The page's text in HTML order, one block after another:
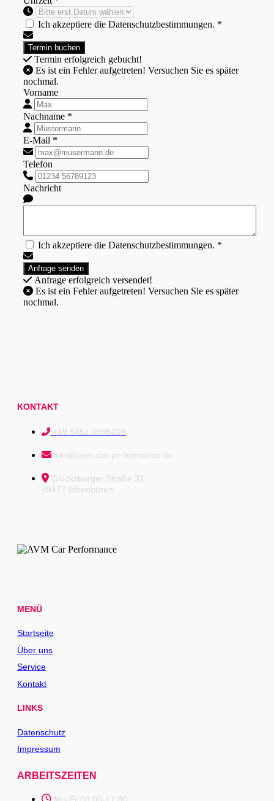
Ich akzeptiere die Datenschutzbestimmungen. *
Termin erfolgreich gebucht!
nochmal.
Vorname
Nachname *
E-Mail *
Telefon
Nachricht
Ich akzeptiere die Datenschutzbestimmungen. *
Anfrage erfolgreich versendet!
nochmal.
KONTAKT
+49 5451 4995296
info@avm-car-performance.de
Glücksburger Straße 31
49477 Ibbenbüren
MENÜ
Startseite
Über uns
Service
Kontakt
LINKS
Datenschutz
Impressum
ARBEITSZEITEN
Mo-Fr 08:00-17:00